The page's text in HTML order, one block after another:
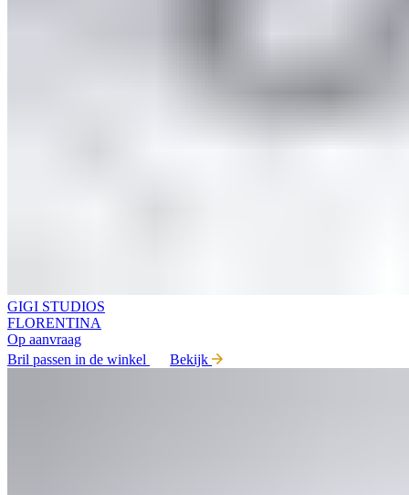
GIGI STUDIOS
FLORENTINA
Op aanvraag
Bril passen in de winkel
Bekijk